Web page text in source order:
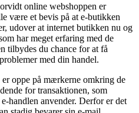
online webshoppen er
være et bevis på at e-butikken
udover at internet butikken nu og
har meget erfaring med de
tilbydes du chance for at få
med din handel.
oppe på mærkerne omkring de
for transaktionen, som
handlen anvender. Derfor er det